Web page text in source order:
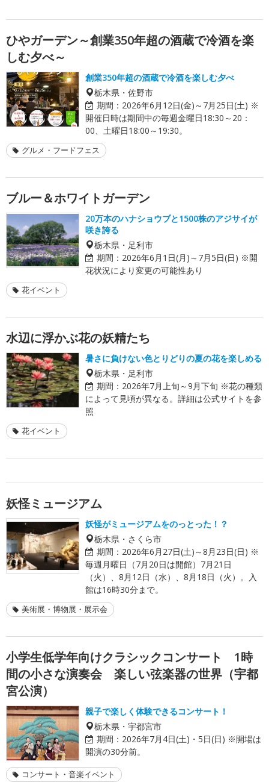
ひやガーデン～創業350年超の酒蔵で冷酒を楽
しむ夕べ～
創業350年超の酒蔵で冷酒を楽しむ夕べ
栃木県・佐野市
期間： 2026年6月12日(金)～7月25日(土) ※
開催日時は期間中の毎週金曜日18:30～20：
00、土曜日18:00～19:30。
グルメ・フードフェス
ブルー＆ホワイトガーデン
20万本のハナショウブと1500株のアジサイが
咲き誇る
栃木県・足利市
期間： 2026年6月1日(月)～7月5日(日) ※開
花状況により変更の可能性あり
花イベント
水辺に浮かぶ花の妖精たち
暑さに負けない色とりどりの夏の花を楽しめる
栃木県・足利市
期間： 2026年7月上旬～9月下旬 ※花の種類
によって見頃が異なる。詳細は公式サイトを参
照
花イベント
妖怪ミュージアム
妖怪がミュージアムをのっとった！？
栃木県・さくら市
期間： 2026年6月27日(土)～8月23日(日) ※
毎週月曜日（7月20日は開館）7月21日
（火）、8月12日（水）、8月18日（火）。入
館は16時30分まで。
美術展・博物展・展示会
小学生低学年向けクラシックコンサート 1時
間の小さな演奏会 楽しい弦楽器の世界（宇都
宮公演）
親子で楽しく体験できるコンサート！
栃木県・宇都宮市
期間： 2026年7月4日(土)・5日(日) ※開場は
開演の30分前。
コンサート・音楽イベント